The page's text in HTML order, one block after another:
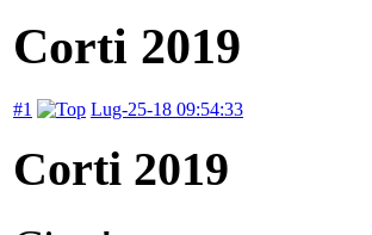
Corti 2019
#1 Lug-25-18 09:54:33
Corti 2019